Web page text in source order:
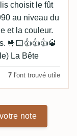
choisit le fût
au niveau du
et la couleur.
🤟🏻👍👍👍🥃
La Bête
7 l'ont trouvé utile
note